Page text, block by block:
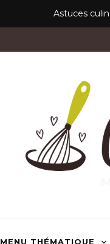
Astuces
MENU THÉMATIQUE